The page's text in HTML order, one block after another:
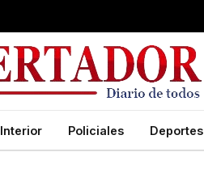
Interior Policiales Deportes